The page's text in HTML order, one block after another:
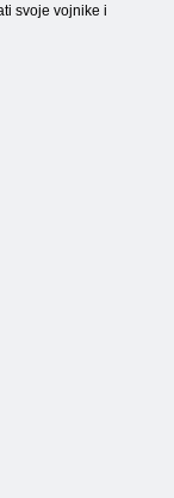
svoje vojnike i